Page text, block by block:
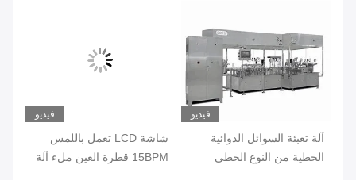
فيديو
آلة تعبئة السوائل الدوائية
الخطية من النوع الخطي
فيديو
شاشة LCD تعمل باللمس
15BPM قطرة العين ملء آلة